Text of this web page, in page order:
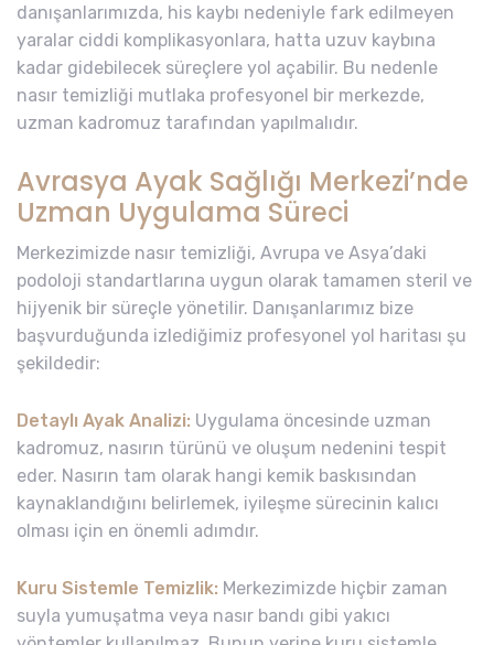
danışanlarımızda, his kaybı nedeniyle fark edilmeyen
yaralar ciddi komplikasyonlara, hatta uzuv kaybına
kadar gidebilecek süreçlere yol açabilir. Bu nedenle
nasır temizliği mutlaka profesyonel bir merkezde,
uzman kadromuz tarafından yapılmalıdır.
Avrasya Ayak Sağlığı Merkezi’nde
Uzman Uygulama Süreci
Merkezimizde nasır temizliği, Avrupa ve Asya’daki
podoloji standartlarına uygun olarak tamamen steril ve
hijyenik bir süreçle yönetilir. Danışanlarımız bize
başvurduğunda izlediğimiz profesyonel yol haritası şu
şekildedir:
Detaylı Ayak Analizi: Uygulama öncesinde uzman
kadromuz, nasırın türünü ve oluşum nedenini tespit
eder. Nasırın tam olarak hangi kemik baskısından
kaynaklandığını belirlemek, iyileşme sürecinin kalıcı
olması için en önemli adımdır.
Kuru Sistemle Temizlik: Merkezimizde hiçbir zaman
suyla yumuşatma veya nasır bandı gibi yakıcı